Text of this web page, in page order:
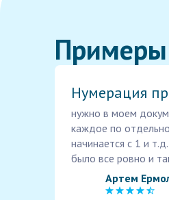
Нумерация
нужно в моем
каждое по
начинается с 1 и
было все ровно и
Артем